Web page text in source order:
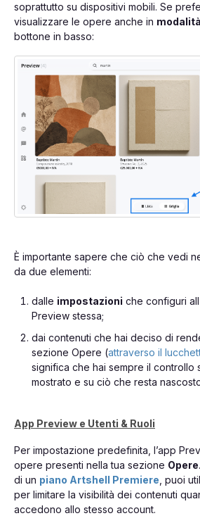
soprattutto su dispositivi mobili. Se
visualizzare le opere anche in
bottone in basso:
È importante sapere che ciò che vedi
da due elementi:
dalle impostazioni che configuri
Preview stessa;
dai contenuti che hai deciso di
sezione Opere (attraverso il
significa che hai sempre il controllo
mostrato e su ciò che resta
App Preview e Utenti & Ruoli
Per impostazione predefinita, l’app
opere presenti nella tua sezione Opere
di un piano Artshell Premiere , puoi
per limitare la visibilità dei contenuti
accedono allo stesso account.